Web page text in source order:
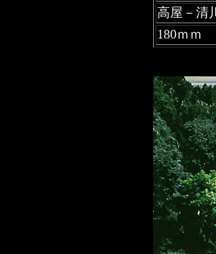
高屋－清川
180ｍｍ